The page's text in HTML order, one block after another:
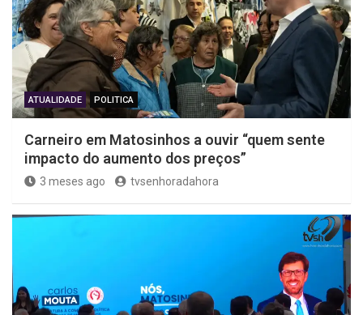
ATUALIDADE POLITICA
Carneiro em Matosinhos a ouvir “quem sente
impacto do aumento dos preços”
3 meses ago tvsenhoradahora